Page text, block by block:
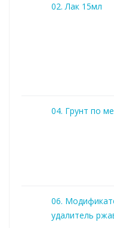
02. Лак 15мл
04. Грунт по
06.
удалитель